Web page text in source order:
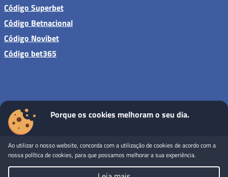
Código Superbet
Código Betnacional
Código Novibet
Código bet365
Sites de apostas - Todos os direitos reservados
Porque os cookies melhoram o seu dia.
Ao utilizar o nosso website, concorda com a utilização de cookies de acordo com a
nossa política de cookies, para que possamos melhorar a sua experiência.